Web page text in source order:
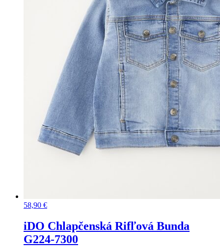
58,90 €
iDO Chlapčenská Rifľová Bunda
G224-7300